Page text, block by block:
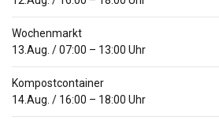
Wochenmarkt
13.Aug. /07:00 – 13:00 Uhr
Kompostcontainer
14.Aug. / 16:00 – 18:00 Uhr